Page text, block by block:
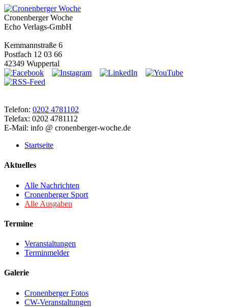
Cronenberger Woche
Echo Verlags-GmbH
Kemmannstraße 6
Postfach 12 03 66
42349 Wuppertal
Telefon: 0202 4781102
Telefax: 0202 4781112
E-Mail: info @ cronenberger-woche.de
Startseite
Aktuelles
Alle Nachrichten
Cronenberger Sport
Alle Ausgaben
Termine
Veranstaltungen
Terminmelder
Galerie
Cronenberger Fotos
CW-Veranstaltungen